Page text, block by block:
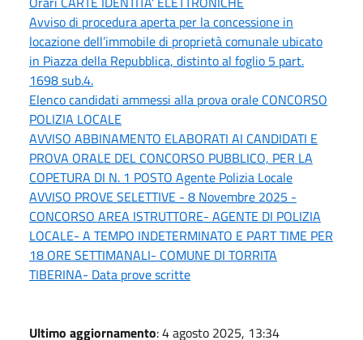
Avviso di procedura aperta per la concessione in
locazione dell’immobile di proprietà comunale ubicato
in Piazza della Repubblica, distinto al foglio 5 part.
1698 sub.4.
Elenco candidati ammessi alla prova orale CONCORSO
POLIZIA LOCALE
AVVISO ABBINAMENTO ELABORATI AI CANDIDATI E
PROVA ORALE DEL CONCORSO PUBBLICO, PER LA
COPETURA DI N. 1 POSTO Agente Polizia Locale
AVVISO PROVE SELETTIVE - 8 Novembre 2025 -
CONCORSO AREA ISTRUTTORE- AGENTE DI POLIZIA
LOCALE- A TEMPO INDETERMINATO E PART TIME PER
18 ORE SETTIMANALI- COMUNE DI TORRITA
TIBERINA- Data prove scritte
Ultimo aggiornamento: 4 agosto 2025, 13:34